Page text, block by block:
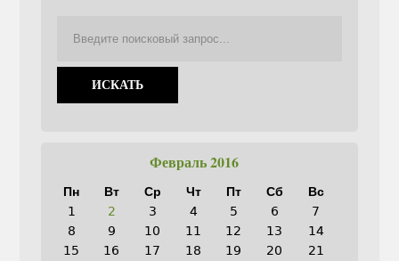
Февраль 2016
Пн Вт Ср Чт Пт Сб
Вс
1
2 3 4 5 6
7
8
9 10 11 12 13
14
15
16 17 18 19 20
21